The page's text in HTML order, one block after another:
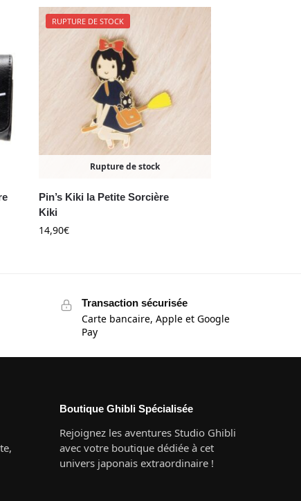
RUPTURE DE STOCK
Rupture de stock
Pin’s Kiki la Petite Sorcière
Kiki
14,90€
Transaction sécurisée
Carte bancaire, Apple et Google
Pay
Boutique Ghibli Spécialisée
Rejoignez les aventures Studio Ghibli
avec votre boutique dédiée à cet
univers japonais extraordinaire !